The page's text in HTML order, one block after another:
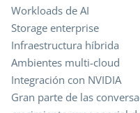
Workloads de AI
Storage enterprise
Infraestructura híbrida
Ambientes multi-cloud
Integración con NVIDIA
Gran parte de las